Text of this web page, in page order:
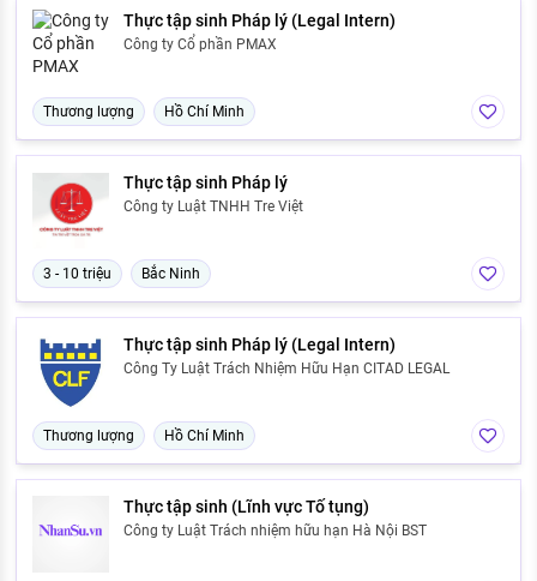
Thực tập sinh Pháp lý (Legal Intern)
Công ty Cổ phần PMAX
Thương lượng Hồ Chí Minh
Thực tập sinh Pháp lý
Công ty Luật TNHH Tre Việt
3 - 10 triệu Bắc Ninh
Thực tập sinh Pháp lý (Legal Intern)
Công Ty Luật Trách Nhiệm Hữu Hạn CITAD LEGAL
Thương lượng Hồ Chí Minh
Thực tập sinh (Lĩnh vực Tố tụng)
Công ty Luật Trách nhiệm hữu hạn Hà Nội BST